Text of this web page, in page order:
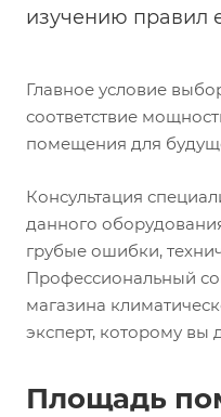
изучению правил
Главное условие
соответствие
помещения для
Консультация
данного
грубые ошибки,
Профессиональный
магазина
эксперт, которому вы
Площадь